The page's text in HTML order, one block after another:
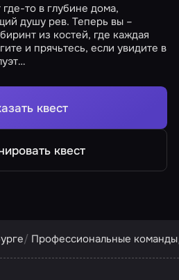
то в глубине дома,
душу рев. Теперь вы –
из костей, где каждая
и прячьтесь, если увидите в
квест
квест
Профессиональные команды